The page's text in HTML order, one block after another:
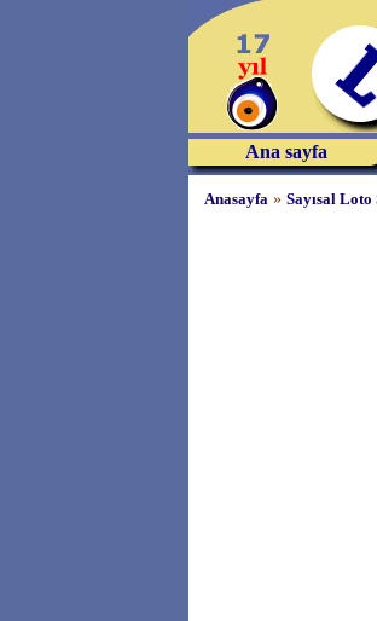
Ana sayfa
Anasayfa » Sayısal Loto